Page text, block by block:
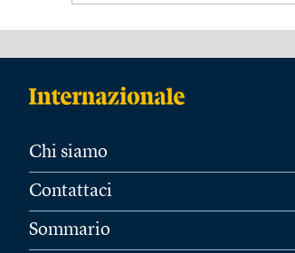
Chi siamo
Contattaci
Sommario